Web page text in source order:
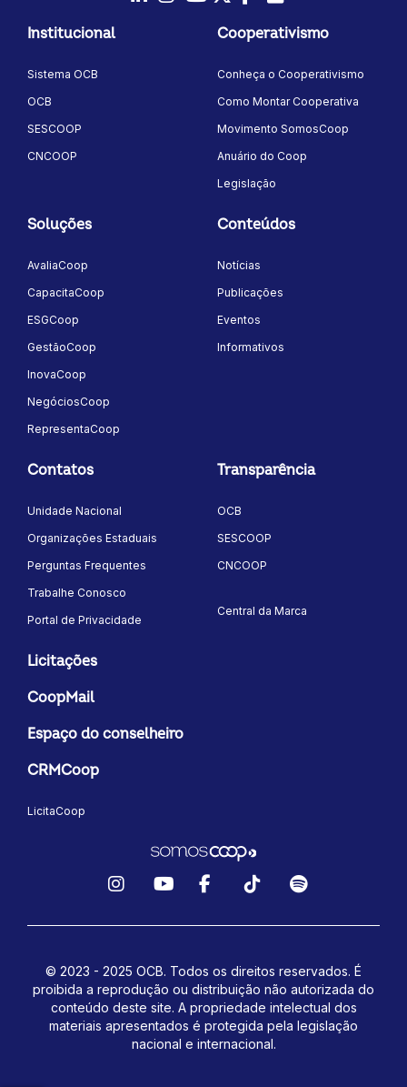
Instagram
YoutubeTwitter/X
Facebook
Institucional
Sistema OCB
OCB
SESCOOP
CNCOOP
Cooperativismo
Conheça o Cooperativismo
Como Montar Cooperativa
Movimento SomosCoop
Anuário do Coop
Legislação
Soluções
AvaliaCoop
CapacitaCoop
ESGCoop
GestãoCoop
InovaCoop
NegóciosCoop
RepresentaCoop
Conteúdos
Notícias
Publicações
Eventos
Informativos
Contatos
Unidade Nacional
Organizações Estaduais
Perguntas Frequentes
Trabalhe Conosco
Portal de Privacidade
Transparência
OCB
SESCOOP
CNCOOP
Central da Marca
Licitações
CoopMail
Espaço do conselheiro
CRMCoop
LicitaCoop
© 2023 - 2025 OCB. Todos os direitos reservados. É
proibida a reprodução ou distribuição não autorizada do
conteúdo deste site. A propriedade intelectual dos
materiais apresentados é protegida pela legislação
nacional e internacional.